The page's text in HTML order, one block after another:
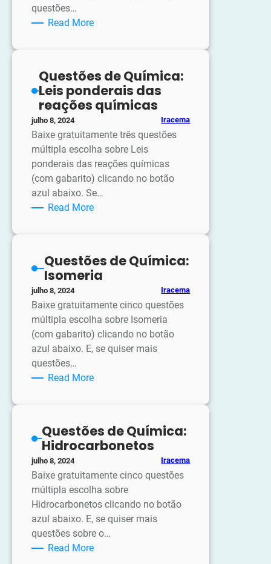
questões…
Read More:
Ligações
químicas
Questões de Química:
Leis ponderais das
reações químicas
julho 8, 2024 Iracema
Baixe gratuitamente três questões
múltipla escolha sobre Leis
ponderais das reações químicas
(com gabarito) clicando no botão
azul abaixo. Se…
Read More:
Leis
ponderais
reações
químicas
Questões de Química:
Isomeria
julho 8, 2024 Iracema
Baixe gratuitamente cinco questões
múltipla escolha sobre Isomeria
(com gabarito) clicando no botão
azul abaixo. E, se quiser mais
questões…
Read More:
Isomeria
Questões de Química:
Hidrocarbonetos
julho 8, 2024 Iracema
Baixe gratuitamente cinco questões
múltipla escolha sobre
Hidrocarbonetos clicando no botão
azul abaixo. E, se quiser mais
questões sobre o…
Read More: